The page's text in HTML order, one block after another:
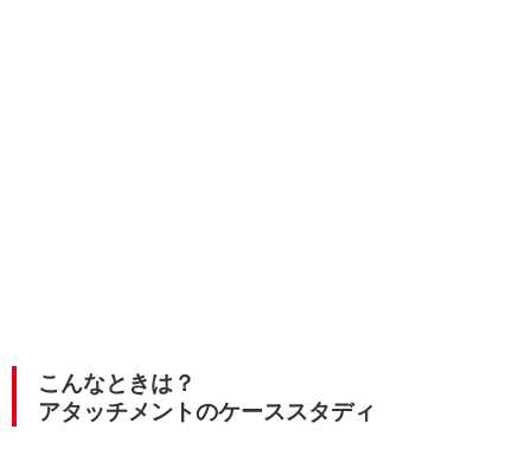
こんなときは？
アタッチメントのケーススタディ